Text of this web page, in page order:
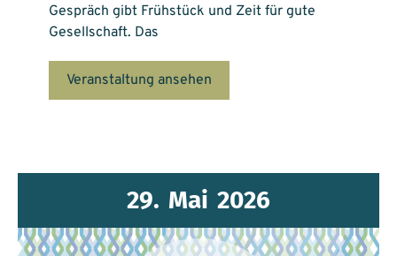
Gespräch gibt Frühstück und Zeit für gute
Gesellschaft. Das
Veranstaltung ansehen
29. Mai 2026